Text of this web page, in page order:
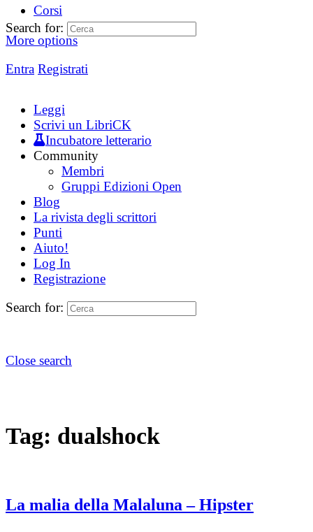
Corsi
More options
Entra Registrati
Search for:
Leggi
Scrivi un LibriCK
Incubatore letterario
Community
Membri
Gruppi Edizioni Open
Blog
La rivista degli scrittori
Punti
Aiuto!
Log In
Registrazione
Search for:
Close search
Tag: dualshock
La malia della Malaluna – Hipster